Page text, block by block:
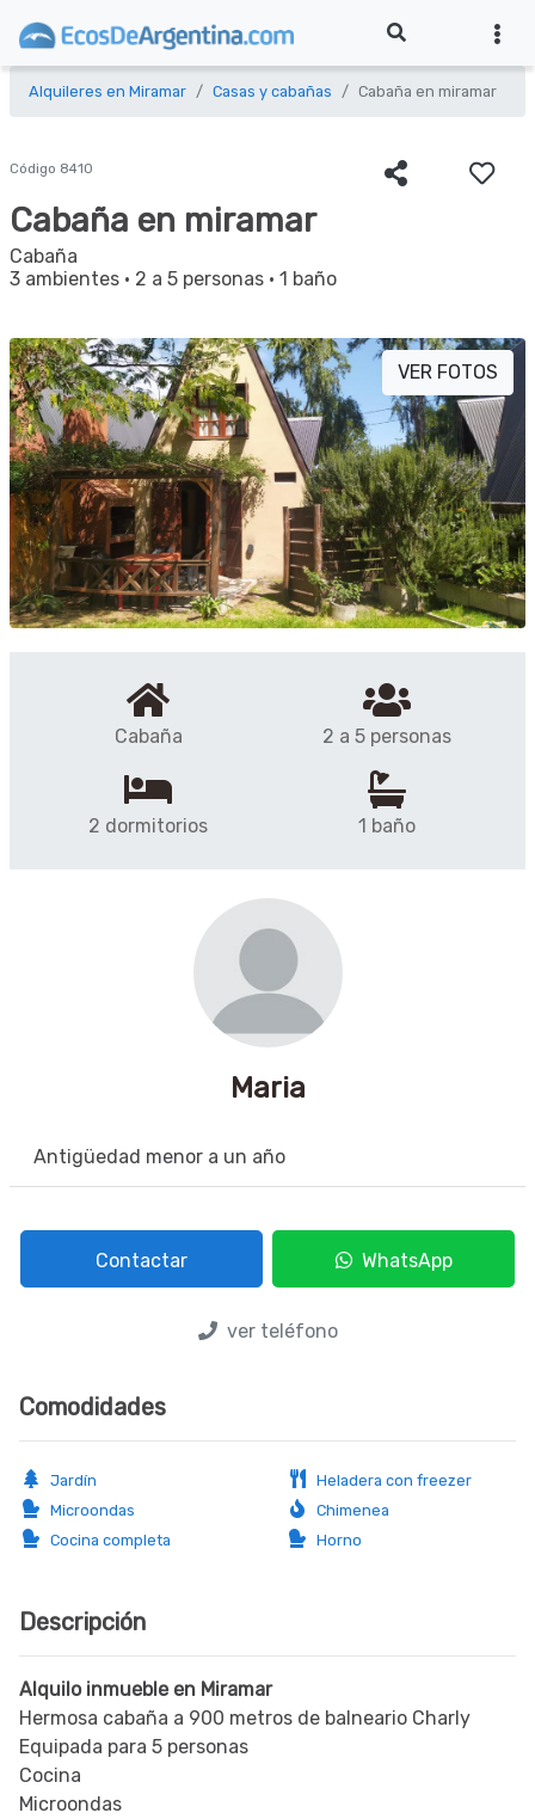
Alquileres en Miramar Casas y cabañas Cabaña en miramar
Código 8410
Cabaña en miramar
Cabaña
3 ambientes · 2 a 5 personas · 1 baño
VER FOTOS
Cabaña 2 a 5 personas
2 dormitorios 1 baño
Maria
Antigüedad menor a un año
Contactar WhatsApp
ver teléfono
Comodidades
Jardín
Heladera con freezer
Microondas
Chimenea
Cocina completa
Horno
Descripción
Alquilo inmueble en Miramar
Hermosa cabaña a 900 metros de balneario Charly
Equipada para 5 personas
Cocina
Microondas